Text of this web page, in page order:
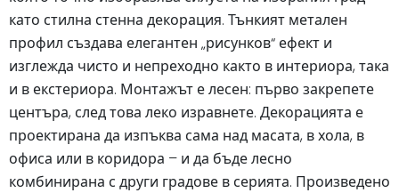
като стилна стенна декорация. Тънкият метален
профил създава елегантен „рисунков“ ефект и
изглежда чисто и непреходно както в интериора, така
и в екстериора. Монтажът е лесен: първо закрепете
центъра, след това леко изравнете. Декорацията е
проектирана да изпъква сама над масата, в хола, в
офиса или в коридора – и да бъде лесно
комбинирана с други градове в серията. Произведено